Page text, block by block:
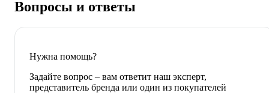
Вопросы и ответы
Нужна помощь?
Задайте вопрос – вам ответит наш эксперт,
представитель бренда или один из покупателей